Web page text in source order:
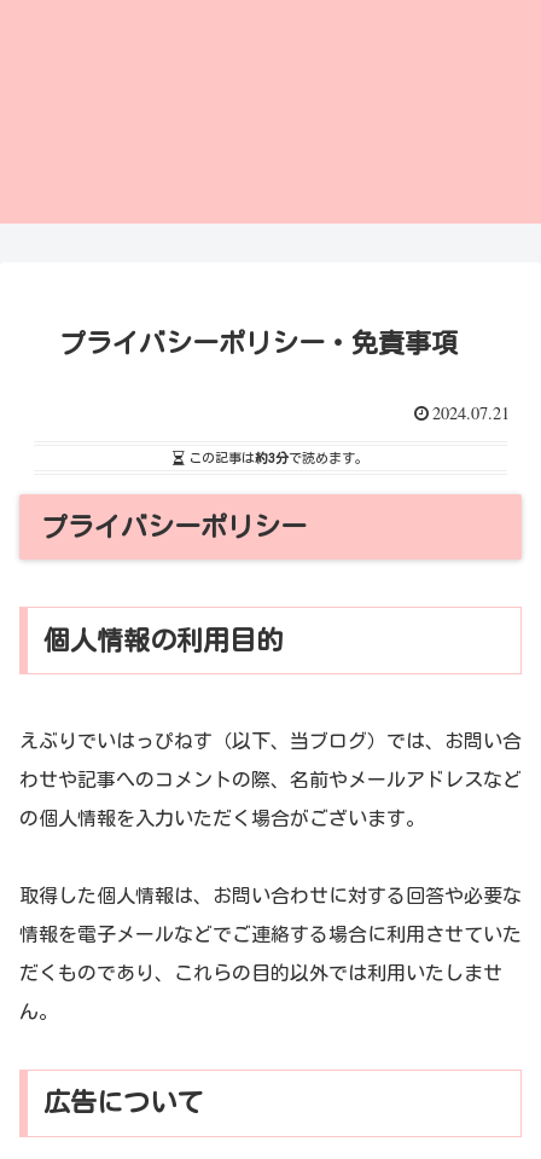
プライバシーポリシー・免責事項
2024.07.21
この記事は約3分で読めます。
プライバシーポリシー
個人情報の利用目的
えぶりでいはっぴねす（以下、当ブログ）では、お問い合
わせや記事へのコメントの際、名前やメールアドレスなど
の個人情報を入力いただく場合がございます。
取得した個人情報は、お問い合わせに対する回答や必要な
情報を電子メールなどでご連絡する場合に利用させていた
だくものであり、これらの目的以外では利用いたしませ
ん。
広告について